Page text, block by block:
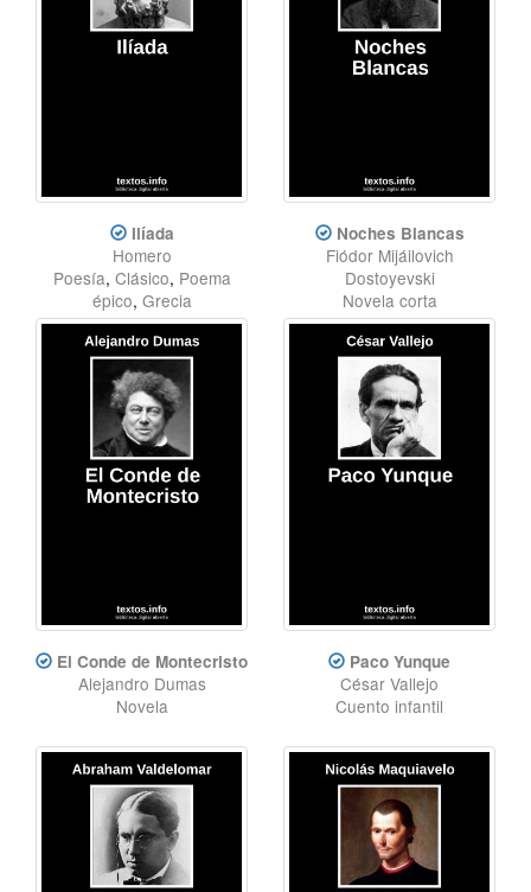
Ilíada
Homero
Poesía, Clásico, Poema
épico, Grecia
Noches Blancas
Fiódor Mijáilovich
Dostoyevski
Novela corta
El Conde de Montecristo
Alejandro Dumas
Novela
Paco Yunque
César Vallejo
Cuento infantil